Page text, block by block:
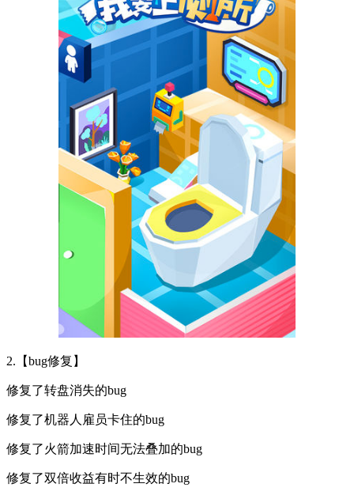
2.【bug修复】
修复了转盘消失的bug
修复了机器人雇员卡住的bug
修复了火箭加速时间无法叠加的bug
修复了双倍收益有时不生效的bug